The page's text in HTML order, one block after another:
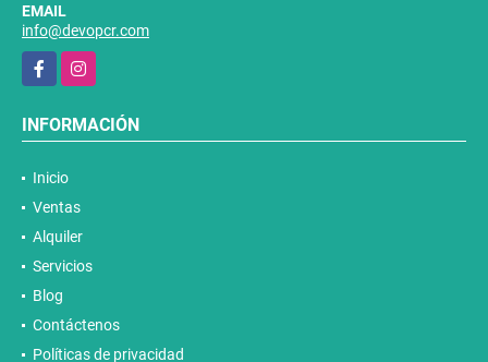
EMAIL
info@devopcr.com
FacebookInstagram
INFORMACIÓN
Inicio
Ventas
Alquiler
Servicios
Blog
Contáctenos
Políticas de privacidad